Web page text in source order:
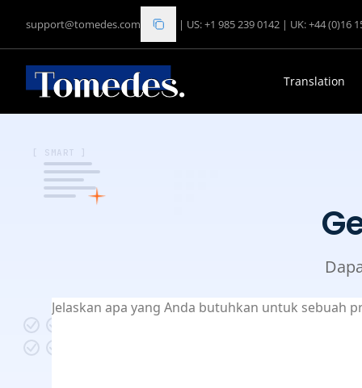
support@tomedes.com | US: +1 985 239 0142 | UK: +44 (0)16
Translation
[ SMART ]